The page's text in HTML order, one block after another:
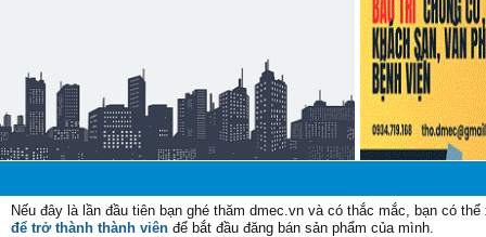
Nếu đây là lần đầu tiên bạn ghé thăm dmec.vn và có thắc mắc, bạn có
để trở thành thành viên để bắt đầu đăng bán sản phẩm của mình.